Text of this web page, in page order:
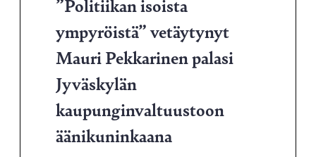
ympyröistä” vetäytynyt
Mauri Pekkarinen palasi
Jyväskylän
kaupunginvaltuustoon
äänikuninkaana